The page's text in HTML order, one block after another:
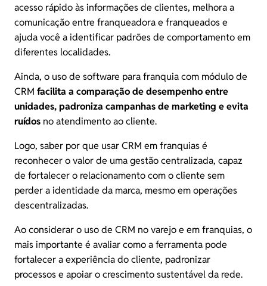
acesso rápido às informações de clientes, melhora a
comunicação entre franqueadora e franqueados e
ajuda você a identificar padrões de comportamento em
diferentes localidades.
Ainda, o uso de software para franquia com módulo de
CRM facilita a comparação de desempenho entre
unidades, padroniza campanhas de marketing e evita
ruídos no atendimento ao cliente.
Logo, saber por que usar CRM em franquias é
reconhecer o valor de uma gestão centralizada, capaz
de fortalecer o relacionamento com o cliente sem
perder a identidade da marca, mesmo em operações
descentralizadas.
Ao considerar o uso de CRM no varejo e em franquias, o
mais importante é avaliar como a ferramenta pode
fortalecer a experiência do cliente, padronizar
processos e apoiar o crescimento sustentável da rede.